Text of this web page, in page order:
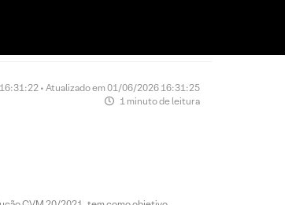
• Atualizado em 01/06/2026 16:31:25
1 minuto de leitura